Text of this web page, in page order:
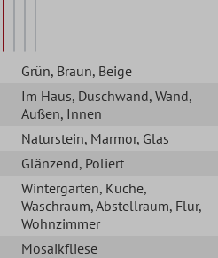
Grün, Braun, Beige
Im Haus, Duschwand, Wand,
Außen, Innen
Naturstein, Marmor, Glas
Glänzend, Poliert
Wintergarten, Küche,
Waschraum, Abstellraum, Flur,
Wohnzimmer
Mosaikfliese